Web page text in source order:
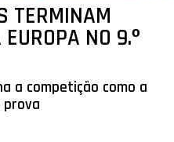
TERMINAM
NO 9.º
a competição como a
prova